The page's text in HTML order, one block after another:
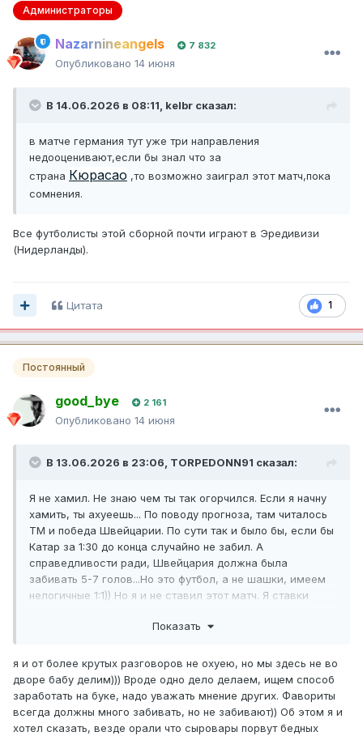
Администраторы
Nazarnineangels 7 832
Опубликовано 14 июня
В 14.06.2026 в 08:11, kelbr сказал:
в матче германия тут уже три направления
недооценивают,если бы знал что за
страна Кюрасао ,то возможно заиграл этот матч,пока
сомнения.
Все футболисты этой сборной почти играют в Эредивизи
(Нидерланды).
1
Цитата
Постоянный
good_bye 2 161
Опубликовано 14 июня
В 13.06.2026 в 23:06, TORPEDONN91 сказал:
Я не хамил. Не знаю чем ты так огорчился. Если я начну
хамить, ты ахуеешь... По поводу прогноза, там читалось
ТМ и победа Швейцарии. По сути так и было бы, если бы
Катар за 1:30 до конца случайно не забил. А
справедливости ради, Швейцария должна была
забивать 5-7 голов...Но это футбол, а не шашки, имеем
нелогичные 1:1)) Но я и не ставил этот матч. Я ставки
прошла, задавили просто бразильцев, не очень приятно
сейчас помню ЧМ 2002))
Показать
я и от более крутых разговоров не охуею, но мы здесь не во
дворе бабу делим))) Вроде одно дело делаем, ищем способ
заработать на буке, надо уважать мнение других. Фавориты
всегда должны много забивать, но не забивают)) Об этом я и
хотел сказать, везде орали что сыровары порвут бедных